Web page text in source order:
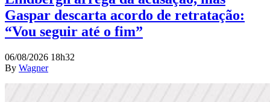
Gaspar descarta acordo de retratação:
“Vou seguir até o fim”
06/08/2026 18h32
By Wagner